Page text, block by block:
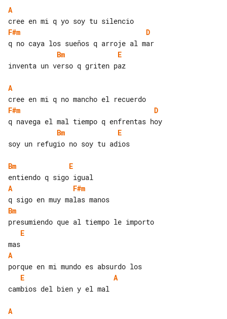
A
F#m
D
Bm
E
inventa un verso q griten paz
A
F#m
D
Bm
E
soy un refugio no soy tu adios
Bm
E
A
F#m
Bm
E
A
E
A
cambios del bien y el mal
A